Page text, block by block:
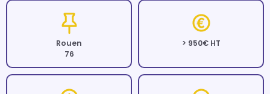
Rouen
76
> 950€ HT